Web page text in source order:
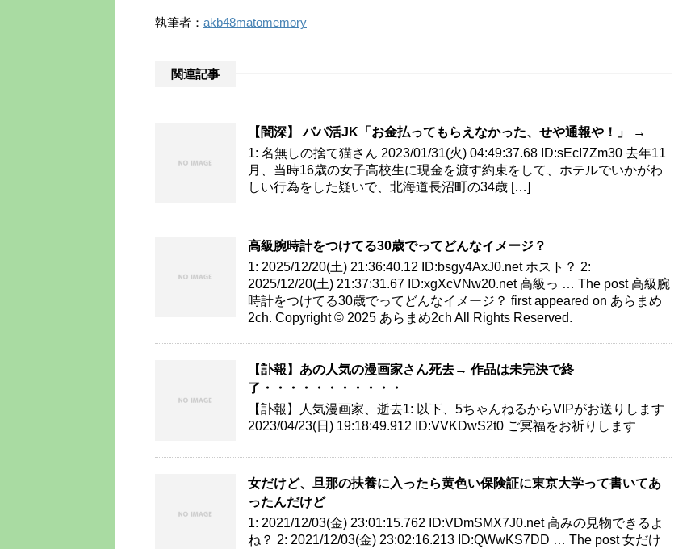
執筆者： akb48matomemory
関連記事
【闇深】 パパ活JK「お金払ってもらえなかった、せや通報や！」 →
1: 名無しの捨て猫さん 2023/01/31(火) 04:49:37.68 ID:sEcI7Zm30 去年11
月、当時16歳の女子高校生に現金を渡す約束をして、ホテルでいかがわ
しい行為をした疑いで、北海道長沼町の34歳 […]
高級腕時計をつけてる30歳でってどんなイメージ？
1: 2025/12/20(土) 21:36:40.12 ID:bsgy4AxJ0.net ホスト？ 2:
2025/12/20(土) 21:37:31.67 ID:xgXcVNw20.net 高級っ … The post 高級腕
時計をつけてる30歳でってどんなイメージ？ first appeared on あらまめ
2ch. Copyright © 2025 あらまめ2ch All Rights Reserved.
【訃報】あの人気の漫画家さん死去→ 作品は未完決で終
了・・・・・・・・・・・
【訃報】人気漫画家、逝去1: 以下、5ちゃんねるからVIPがお送りします
2023/04/23(日) 19:18:49.912 ID:VVKDwS2t0 ご冥福をお祈りします
女だけど、旦那の扶養に入ったら黄色い保険証に東京大学って書いてあ
ったんだけど
1: 2021/12/03(金) 23:01:15.762 ID:VDmSMX7J0.net 高みの見物できるよ
ね？ 2: 2021/12/03(金) 23:02:16.213 ID:QWwKS7DD … The post 女だけ